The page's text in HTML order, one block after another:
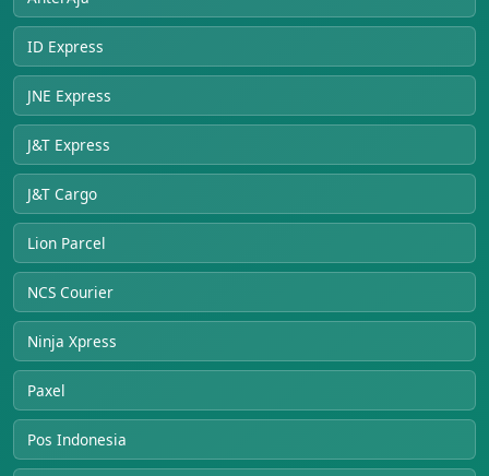
ID Express
JNE Express
J&T Express
J&T Cargo
Lion Parcel
NCS Courier
Ninja Xpress
Paxel
Pos Indonesia